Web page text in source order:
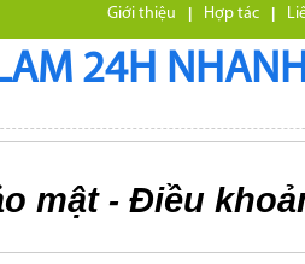
Giới thiệu | Hợp tác |
24H
mật - Điều